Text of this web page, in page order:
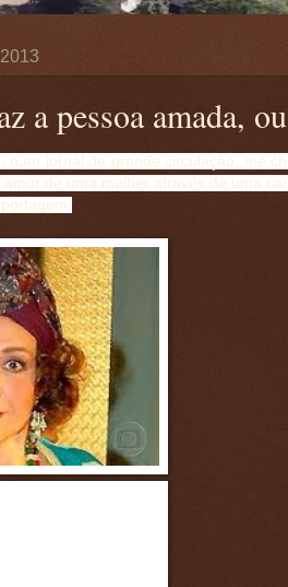
a pessoa amada,
num jornal de grande circulação, me
de uma mulher através de uma